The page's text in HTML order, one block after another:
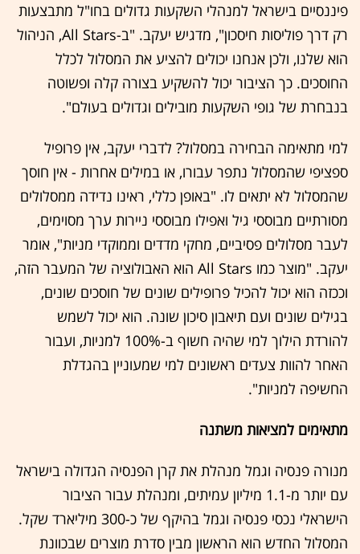
פיננסיים בישראל למנהלי השקעות גדולים בחו"ל מתבצעות
רק דרך פוליסות חיסכון", מדגיש יעקב. "ב-All Stars, הניהול
הוא שלנו, ולכן אנחנו יכולים להציע את המסלול לכלל
החוסכים. כך הציבור יכול להשקיע בצורה קלה ופשוטה
בנבחרת של גופי השקעות מובילים וגדולים בעולם".
למי מתאימה הבחירה במסלול? לדברי יעקב, אין פרופיל
ספציפי שהמסלול נתפר עבורו, או במילים אחרות - אין חוסך
שהמסלול לא יתאים לו. "באופן כללי, ראינו נדידה ממסלולים
מסורתיים מבוססי גיל ואפילו מבוססי ניירות ערך מסוימים,
לעבר מסלולים פסיביים, מחקי מדדים וממוקדי מניות", אומר
יעקב. "מוצר כמו All Stars הוא האבולוציה של המעבר הזה,
וככזה הוא יכול להכיל פרופילים שונים של חוסכים שונים,
בגילים שונים ועם תיאבון סיכון שונה. הוא יכול לשמש
להורדת הילוך למי שהיה חשוף ב-100% למניות, ועבור
האחר להוות צעדים ראשונים למי שמעוניין בהגדלת
החשיפה למניות".
מתאימים למציאות משתנה
מנורה פנסיה וגמל מנהלת את קרן הפנסיה הגדולה בישראל
עם יותר מ-1.1 מיליון עמיתים, ומנהלת עבור הציבור
הישראלי נכסי פנסיה וגמל בהיקף של כ-300 מיליארד שקל.
המסלול החדש הוא הראשון מבין סדרת מוצרים שבכוונת